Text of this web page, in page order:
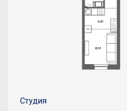
Студия